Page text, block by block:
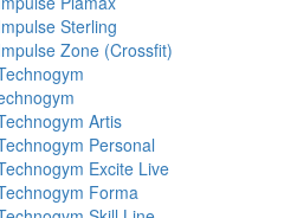
Sterling
Zone (Crossfit)
Artis
Personal
Excite Live
Forma